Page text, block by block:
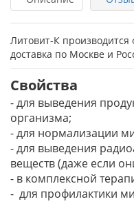
Литовит-К
доставка по Москве и
Свойства
- для выведения
организма;
- для нормализации
- для выведения
веществ (даже если
- в комплексной
- для профилактики